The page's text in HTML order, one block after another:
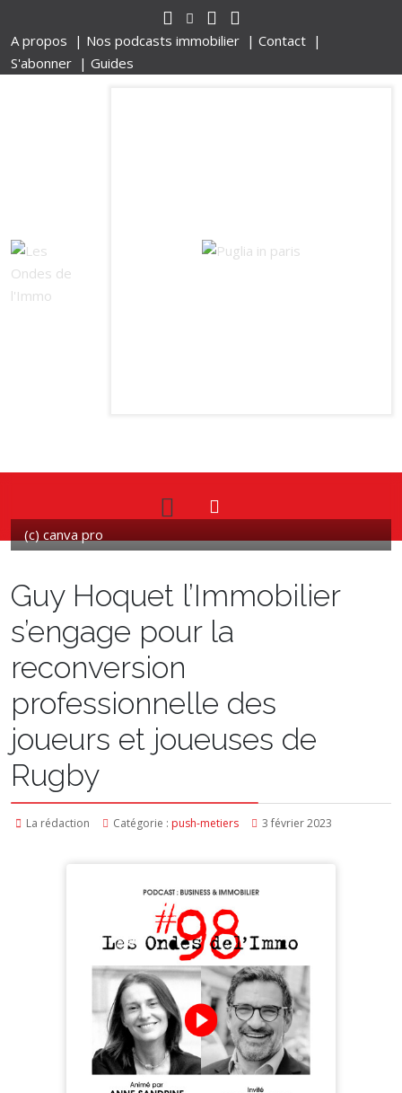
A propos | Nos podcasts immobilier | Contact |
S'abonner | Guides
(c) canva pro
Guy Hoquet l’Immobilier
s’engage pour la
reconversion
professionnelle des
joueurs et joueuses de
Rugby
La rédaction Catégorie : push-metiers 3 février 2023